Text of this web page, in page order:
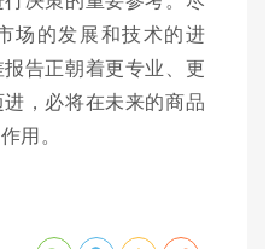
场的发展和技术的进
告正朝着更专业、更
，必将在未来的商品
用。